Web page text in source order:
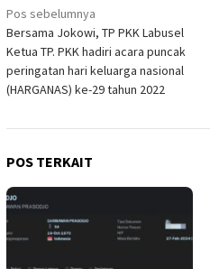
Navigasi
pos
Pos sebelumnya
Bersama Jokowi, TP PKK Labusel
Ketua TP. PKK hadiri acara puncak
peringatan hari keluarga nasional
(HARGANAS) ke-29 tahun 2022
POS TERKAIT